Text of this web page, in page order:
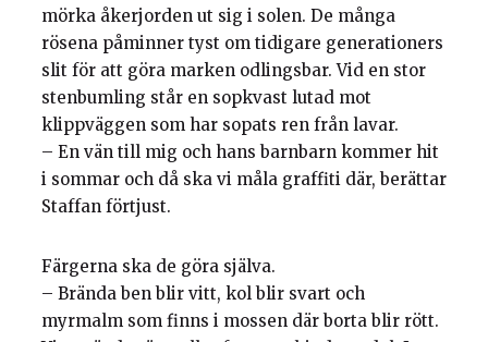
mörka åkerjorden ut sig i solen. De många
rösena påminner tyst om tidigare generationers
slit för att göra marken odlingsbar. Vid en stor
stenbumling står en sopkvast lutad mot
klippväggen som har sopats ren från lavar.
– En vän till mig och hans barnbarn kommer hit
i sommar och då ska vi måla graffiti där, berättar
Staffan förtjust.
Färgerna ska de göra själva.
– Brända ben blir vitt, kol blir svart och
myrmalm som finns i mossen där borta blir rött.